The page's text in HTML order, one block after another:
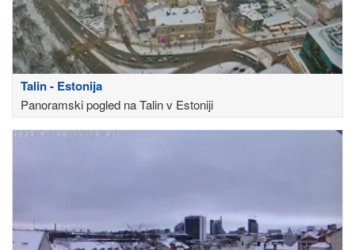
Talin - Estonija
Panoramski pogled na Talin v Estoniji